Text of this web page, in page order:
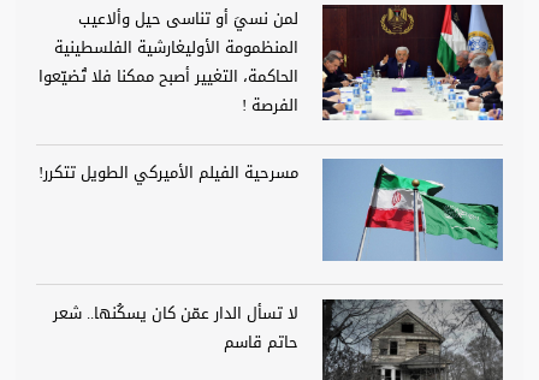
لمن نسيَ أو تناسى حيل وألاعيب
المنظمومة الأوليغارشية الفلسطينية
الحاكمة، التغيير أصبح ممكنا فلا تُضيّعوا
الفرصة !
مسرحية الفيلم الأميركي الطويل تتكرر!
لا تسأل الدار عمّن كان يسكُنها.. شعر
حاتم قاسم